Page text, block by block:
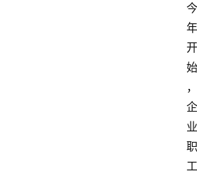
今
年
开
始
，
企
业
职
工